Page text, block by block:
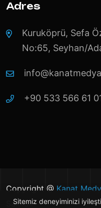
Adres
Kuruköprü, Sefa
No:65, Seyhan/
+90 533 566 61
Copyright @ Kanat
Saklıdır
Sitemiz deneyiminizi